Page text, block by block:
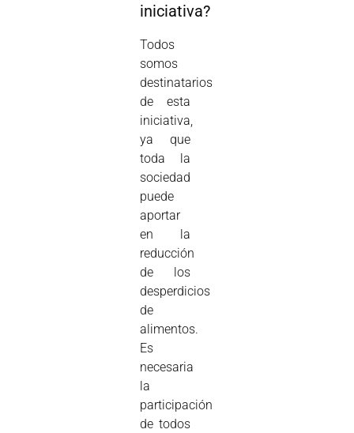
iniciativa?
Todos
somos
destinatarios
de esta
iniciativa,
ya que
toda la
sociedad
puede
aportar
en la
reducción
de los
desperdicios
de
alimentos.
Es
necesaria
la
participación
de todos